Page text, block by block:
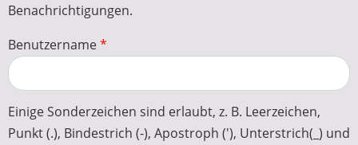
Benachrichtigungen.
Benutzername
Einige Sonderzeichen sind erlaubt, z. B. Leerzeichen,
Punkt (.), Bindestrich (-), Apostroph ('), Unterstrich(_) und